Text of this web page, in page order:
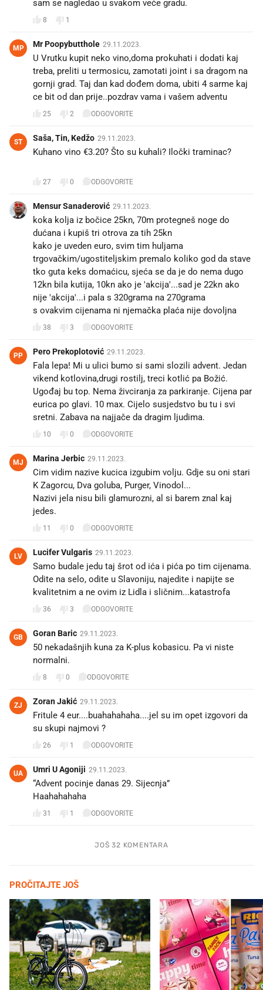
sam se nagledao u svakom veće gradu.
8 1
MP Mr Poopybutthole 29.11.2023.
U Vrutku kupit neko vino,doma prokuhati i dodati kaj
treba, preliti u termosicu, zamotati joint i sa dragom na
gornji grad. Taj dan kad dođem doma, ubiti 4 sarme kaj
ce bit od dan prije..pozdrav vama i vašem adventu
25 2 ODGOVORITE
ST Saša, Tin, Kedžo 29.11.2023.
Kuhano vino €3.20? Što su kuhali? Iločki traminac?
27 0 ODGOVORITE
Mensur Sanaderović 29.11.2023.
koka kolja iz bočice 25kn, 70m protegneš noge do
dućana i kupiš tri otrova za tih 25kn
kako je uveden euro, svim tim huljama
trgovačkim/ugostiteljskim premalo koliko god da stave
tko guta keks domaćicu, sjeća se da je do nema dugo
12kn bila kutija, 10kn ako je 'akcija'...sad je 22kn ako
nije 'akcija'...i pala s 320grama na 270grama
s ovakvim cijenama ni njemačka plaća nije dovoljna
38 3 ODGOVORITE
PP Pero Prekoplotović 29.11.2023.
Fala lepa! Mi u ulici bumo si sami slozili advent. Jedan
vikend kotlovina,drugi rostilj, treci kotlić pa Božić.
Ugođaj bu top. Nema živciranja za parkiranje. Cijena par
eurica po glavi. 10 max. Cijelo susjedstvo bu tu i svi
sretni. Zabava na najjače da dragim ljudima.
10 0 ODGOVORITE
MJ Marina Jerbic 29.11.2023.
Cim vidim nazive kucica izgubim volju. Gdje su oni stari
K Zagorcu, Dva goluba, Purger, Vinodol...
Nazivi jela nisu bili glamurozni, al si barem znal kaj
jedes.
11 0 ODGOVORITE
LV Lucifer Vulgaris 29.11.2023.
Samo budale jedu taj šrot od ića i pića po tim cijenama.
Odite na selo, odite u Slavoniju, najedite i napijte se
kvalitetnim a ne ovim iz Lidla i sličnim...katastrofa
36 3 ODGOVORITE
GB Goran Baric 29.11.2023.
50 nekadašnjih kuna za K-plus kobasicu. Pa vi niste
normalni.
8 0 ODGOVORITE
ZJ Zoran Jakić 29.11.2023.
Fritule 4 eur....buahahahaha....jel su im opet izgovori da
su skupi najmovi ?
26 1 ODGOVORITE
UA Umri U Agoniji 29.11.2023.
“Advent pocinje danas 29. Sijecnja”
Haahahahaha
31 1 ODGOVORITE
JOŠ 32 KOMENTARA
PROČITAJTE JOŠ